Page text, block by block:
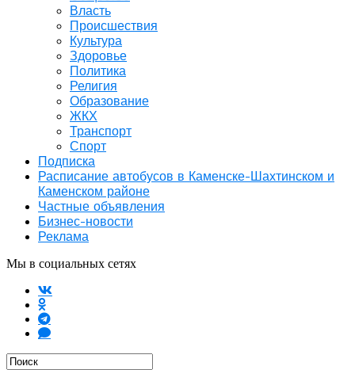
Власть
Происшествия
Культура
Здоровье
Политика
Религия
Образование
ЖКХ
Транспорт
Спорт
Подписка
Расписание автобусов в Каменске-Шахтинском и
Каменском районе
Частные объявления
Бизнес-новости
Реклама
Мы в социальных сетях